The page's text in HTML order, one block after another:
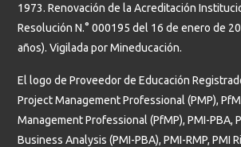
1973. Renovación de la Acreditación
Resolución N.° 000195 del 16 de enero de
años). Vigilada por Mineducación.
El logo de Proveedor de Educación
Project Management Professional (PMP),
Management Professional (PfMP), PMI-PBA,
Business Analysis (PMI-PBA), PMI-RMP, PMI